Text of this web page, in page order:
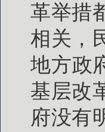
革举措
相关，
地方政
基层改
府没有